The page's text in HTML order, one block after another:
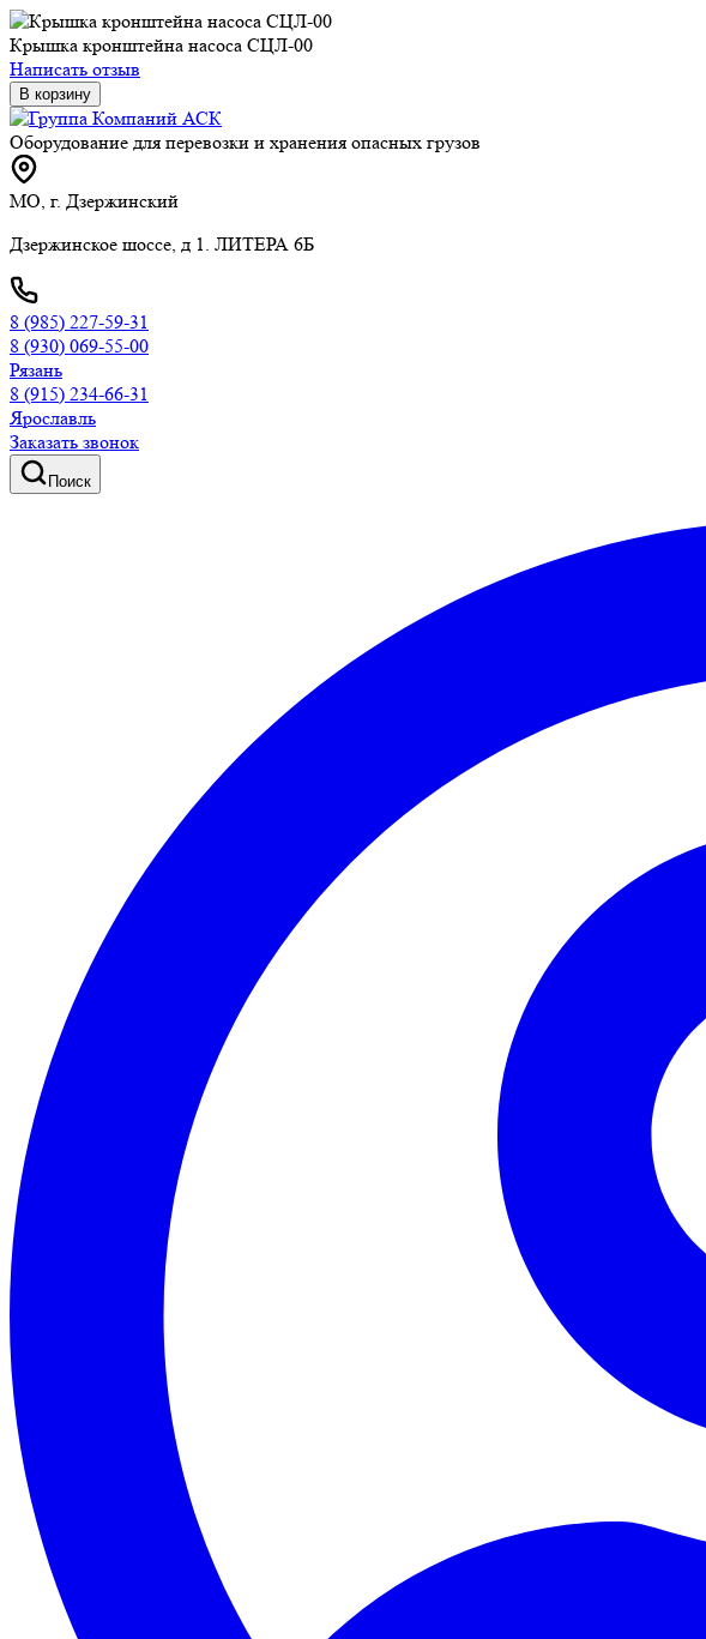
Крышка кронштейна насоса СЦЛ-00
Написать отзыв
В корзину
Оборудование для перевозки и хранения опасных грузов
МО, г. Дзержинский
Дзержинское шоссе, д 1. ЛИТЕРА 6Б
8 (985) 227-59-31
8 (930) 069-55-00
Рязань
8 (915) 234-66-31
Ярославль
Заказать звонок
Поиск